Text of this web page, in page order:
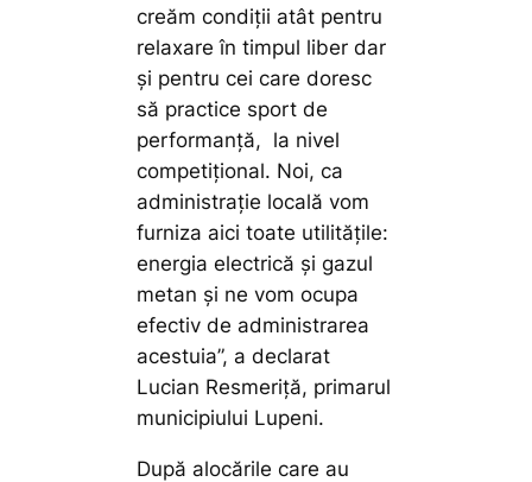
creăm condiții atât pentru
relaxare în timpul liber dar
și pentru cei care doresc
să practice sport de
performanță, la nivel
competițional. Noi, ca
administrație locală vom
furniza aici toate utilitățile:
energia electrică și gazul
metan și ne vom ocupa
efectiv de administrarea
acestuia”, a declarat
Lucian Resmeriță, primarul
municipiului Lupeni.
După alocările care au